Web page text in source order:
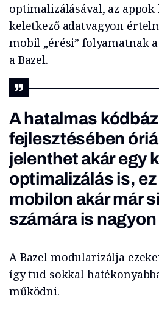
optimalizálásával, az
keletkező adatvagyon
mobil „érési” folyamatnak
a Bazel.
A hatalmas
fejlesztésében
jelenthet akár egy
optimalizálás is, ez
mobilon akár már
számára is
A Bazel modularizálja
így tud sokkal
működni.